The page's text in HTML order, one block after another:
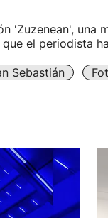
'Zuzenean', una
el periodista
Sebastián